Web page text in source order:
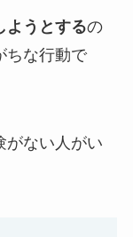
ようとするの
ちな行動で
がない人がい